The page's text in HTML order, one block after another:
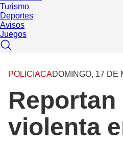
Turismo
Deportes
Avisos
Juegos
POLICIACADOMINGO, 17 DE
Reportan
violenta